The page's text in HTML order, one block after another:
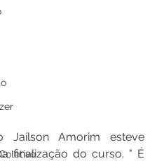
Jaílson Amorim esteve
finalização do curso. " É